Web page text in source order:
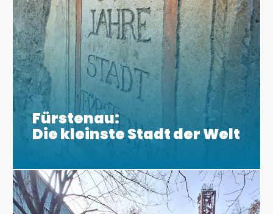
Fürstenau:
Die kleinste Stadt der Welt